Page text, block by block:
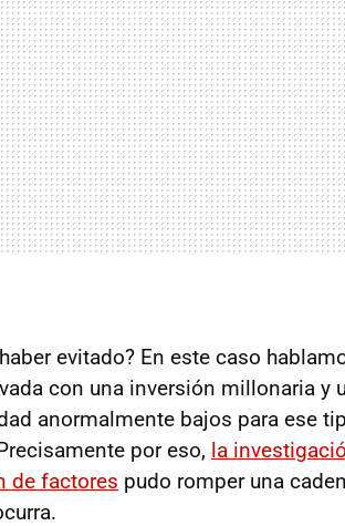
evitado? En este caso
con una inversión millonaria y
anormalmente bajos para ese
por eso, la
de factores pudo romper una